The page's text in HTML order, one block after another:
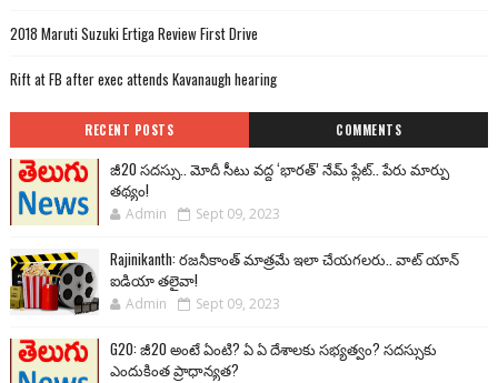
2018 Maruti Suzuki Ertiga Review First Drive
Rift at FB after exec attends Kavanaugh hearing
RECENT POSTS COMMENTS
జీ20 సదస్సు.. మోదీ సీటు వద్ద ‘భారత్’ నేమ్ ప్లేట్‌.. పేరు మార్పు
తథ్యం!
Admin Sept 09, 2023
Rajinikanth: రజనీకాంత్ మాత్రమే ఇలా చేయగలరు.. వాట్ యాన్
ఐడియా తలైవా!
Admin Sept 09, 2023
G20: జీ20 అంటే ఏంటి? ఏ ఏ దేశాలకు సభ్యత్వం? సదస్సుకు
ఎందుకింత ప్రాధాన్యత?